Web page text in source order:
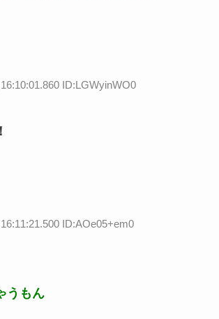
ID:LGWyinWO0
ID:AOe05+em0
うもん